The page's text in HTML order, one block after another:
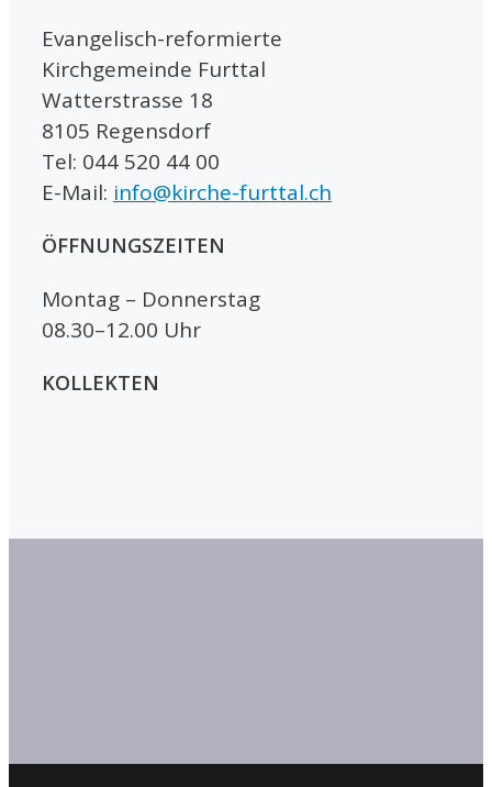
Evangelisch-reformierte
Kirchgemeinde Furttal
Watterstrasse 18
8105 Regensdorf
Tel: 044 520 44 00
E-Mail: info@kirche-furttal.ch
ÖFFNUNGSZEITEN
Montag – Donnerstag
08.30–12.00 Uhr
KOLLEKTEN